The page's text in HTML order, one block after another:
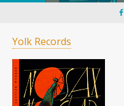
Yolk Records